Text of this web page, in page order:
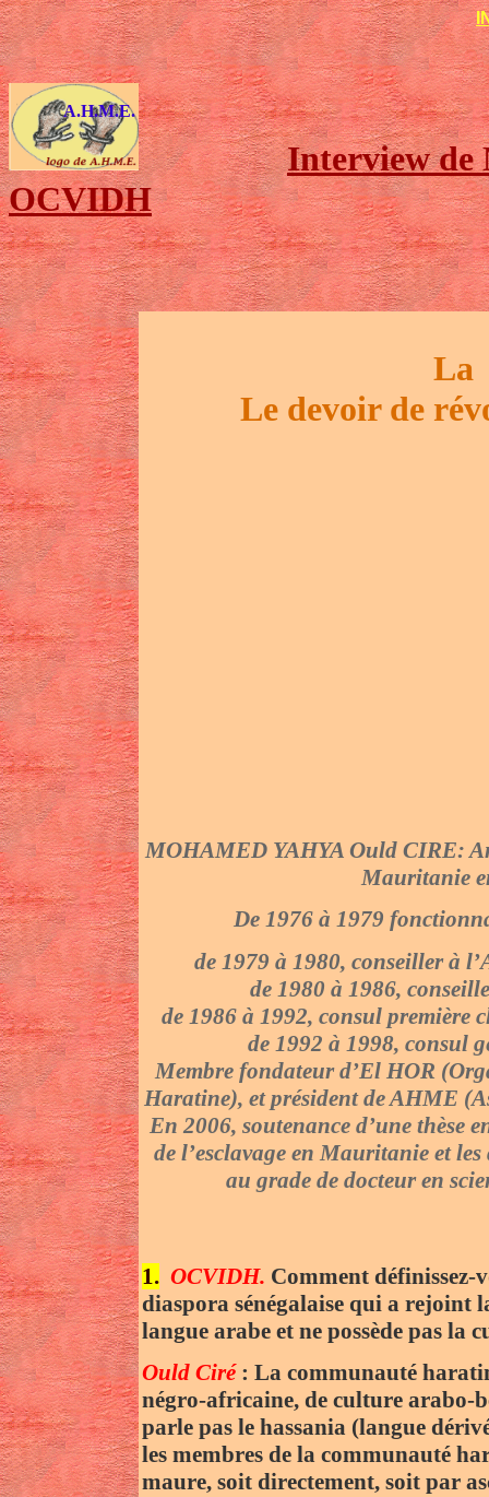
A.H.M.E.
Interview de
OCVIDH
La
Le devoir de
MOHAMED YAHYA Ould CIRE:
Mauritanie
De 1976 à 1979
de 1979 à 1980, conseiller à
de 1980 à 1986,
de 1986 à 1992, consul première
de 1992 à 1998, consul
Membre fondateur d’El HOR
Haratine), et président de AHME
En 2006, soutenance d’une
de l’esclavage en Mauritanie et
au grade de docteur en
1. OCVIDH. Comment définissez-
diaspora sénégalaise qui a
langue arabe et ne possède pas la
Ould Ciré: La communauté
négro-africaine, de culture arabo-
parle pas le hassania (langue
les membres de la communauté
maure, soit directement, soit par